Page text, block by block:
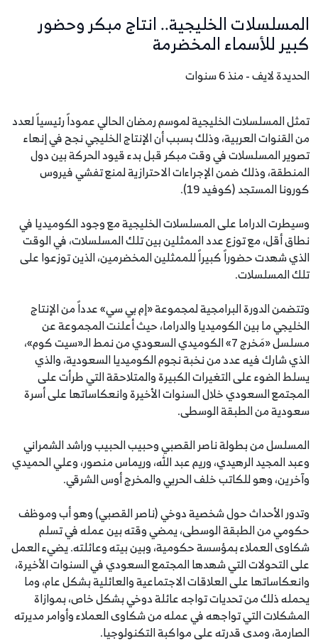
المسلسلات الخليجية.. انتاج مبكر وحضور
كبير للأسماء المخضرمة
الحديدة لايف - منذ 6 سنوات
تمثل المسلسلات الخليجية لموسم رمضان الحالي عموداً رئيسياً لعدد
من القنوات العربية، وذلك بسبب أن الإنتاج الخليجي نجح في إنهاء
تصوير المسلسلات في وقت مبكر قبل بدء قيود الحركة بين دول
المنطقة، وذلك ضمن الإجراءات الاحترازية لمنع تفشي فيروس
كورونا المستجد (كوفيد 19).
وسيطرت الدراما على المسلسلات الخليجية مع وجود الكوميديا في
نطاق أقل، مع توزع عدد الممثلين بين تلك المسلسلات، في الوقت
الذي شهدت حضوراً كبيراً للممثلين المخضرمين، الذين توزعوا على
تلك المسلسلات.
وتتضمن الدورة البرامجية لمجموعة «إم بي سي» عدداً من الإنتاج
الخليجي ما بين الكوميديا والدراما، حيث أعلنت المجموعة عن
مسلسل «مَخرج 7» الكوميدي السعودي من نمط الـ«سيت كوم»،
الذي شارك فيه عدد من نخبة نجوم الكوميديا السعودية، والذي
يسلط الضوء على التغيرات الكبيرة والمتلاحقة التي طرأت على
المجتمع السعودي خلال السنوات الأخيرة وانعكاساتها على أسرة
سعودية من الطبقة الوسطى.
المسلسل من بطولة ناصر القصبي وحبيب الحبيب وراشد الشمراني
وعبد المجيد الرهيدي، وريم عبد الله، وريماس منصور، وعلي الحميدي
وآخرين، وهو للكاتب خلف الحربي والمخرج أوس الشرقي.
وتدور الأحداث حول شخصية دوخي (ناصر القصبي) وهو أب وموظف
حكومي من الطبقة الوسطى، يمضي وقته بين عمله في تسلم
شكاوى العملاء بمؤسسة حكومية، وبين بيته وعائلته. يضيء العمل
على التحولات التي شهدها المجتمع السعودي في السنوات الأخيرة،
وانعكاساتها على العلاقات الاجتماعية والعائلية بشكل عام، وما
يحمله ذلك من تحديات تواجه عائلة دوخي بشكل خاص، بموازاة
المشكلات التي تواجهه في عمله من شكاوى العملاء وأوامر مديرته
الصارمة، ومدى قدرته على مواكبة التكنولوجيا.